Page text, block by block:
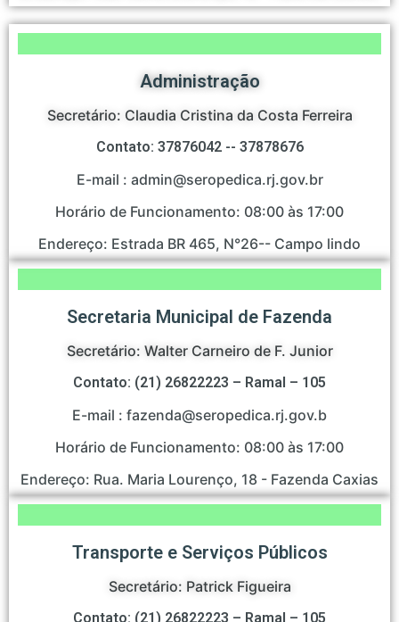
Administração
Secretário: Claudia Cristina da Costa Ferreira
Contato: 37876042 -- 37878676
E-mail : admin@seropedica.rj.gov.br
Horário de Funcionamento: 08:00 às 17:00
Endereço: Estrada BR 465, N°26-- Campo lindo
Secretaria Municipal de Fazenda
Secretário: Walter Carneiro de F. Junior
Contato: (21) 26822223 – Ramal – 105
E-mail : fazenda@seropedica.rj.gov.b
Horário de Funcionamento: 08:00 às 17:00
Endereço: Rua. Maria Lourenço, 18 - Fazenda Caxias
Transporte e Serviços Públicos
Secretário: Patrick Figueira
Contato: (21) 26822223 – Ramal – 105